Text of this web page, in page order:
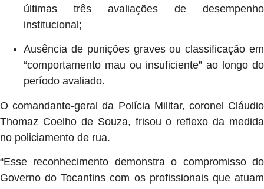
últimas três avaliações de desempenho
institucional;
Ausência de punições graves ou classificação em
“comportamento mau ou insuficiente” ao longo do
período avaliado.
O comandante-geral da Polícia Militar, coronel Cláudio
Thomaz Coelho de Souza, frisou o reflexo da medida
no policiamento de rua.
“Esse reconhecimento demonstra o compromisso do
Governo do Tocantins com os profissionais que atuam